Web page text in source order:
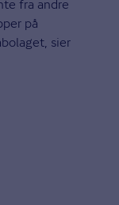
fra andre
på
sier